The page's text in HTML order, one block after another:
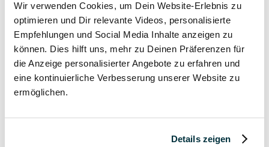
Wir verwenden Cookies, um Dein Website-Erlebnis zu
optimieren und Dir relevante Videos, personalisierte
Empfehlungen und Social Media Inhalte anzeigen zu
können. Dies hilft uns, mehr zu Deinen Präferenzen für
die Anzeige personalisierter Angebote zu erfahren und
eine kontinuierliche Verbesserung unserer Website zu
ermöglichen.
Details zeigen
Hunde
Katzen
Tierkrankheiten
Katzenversicherung ohne Wartezeit
Katzen